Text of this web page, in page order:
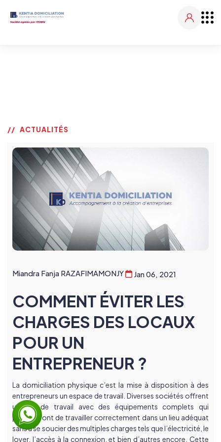
ACTUALITÉS
Miandra Fanja RAZAFIMAMONJY Jan 06, 2021
COMMENT ÉVITER LES
CHARGES DES LOCAUX
POUR UN
ENTREPRENEUR ?
La domiciliation physique c’est la mise à disposition à des
entrepreneurs un espace de travail. Diverses sociétés offrent
un lieu de travail avec des équipements complets qui
permettront de travailler correctement dans un lieu adéquat
sans à se soucier des multiples charges tels que l’électricité, le
loyer, l’accès à la connexion, et bien d’autres encore. Cette